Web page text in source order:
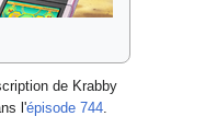
de Krabby
l'épisode 744